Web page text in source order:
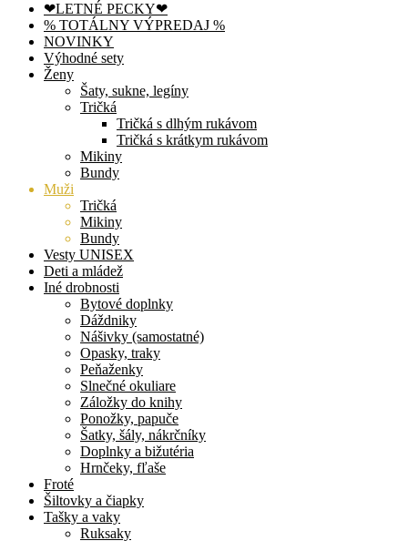
❤LETNÉ PECKY❤
% TOTÁLNY VÝPREDAJ %
NOVINKY
Výhodné sety
Ženy
Šaty, sukne, legíny
Tričká
Tričká s dlhým rukávom
Tričká s krátkym rukávom
Mikiny
Bundy
Muži
Tričká
Mikiny
Bundy
Vesty UNISEX
Deti a mládež
Iné drobnosti
Bytové doplnky
Dáždniky
Nášivky (samostatné)
Opasky, traky
Peňaženky
Slnečné okuliare
Záložky do knihy
Ponožky, papuče
Šatky, šály, nákrčníky
Doplnky a bižutéria
Hrnčeky, fľaše
Froté
Šiltovky a čiapky
Tašky a vaky
Ruksaky